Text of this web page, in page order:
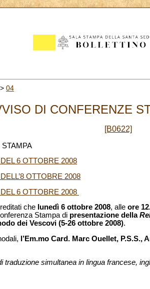
> 04
DI CONFERENZE
[B0622]
6 OTTOBRE 2008
OTTOBRE 2008
6 OTTOBRE 2008
che lunedì 6 ottobre 2008, alle ore
Stampa di presentazione della
dei Vescovi (5-26 ottobre 2008).
l’Em.mo Card. Marc Ouellet,
traduzione simultanea in lingua francese,